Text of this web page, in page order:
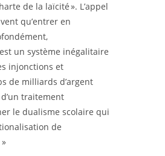
de la laïcité ». L’appel
qu’entrer en
un système inégalitaire
injonctions et
de milliards d’argent
traitement
le dualisme scolaire qui
de